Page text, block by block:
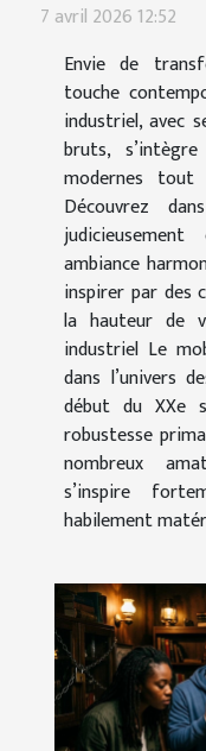
7 avril 2026 12:52
Envie de
touche
industriel, avec
bruts,
modernes
Découvrez
ambiance
inspirer par des
la hauteur de
industriel Le
dans l’univers
début du XXe
robustesse
nombreux
s’inspire
habilement